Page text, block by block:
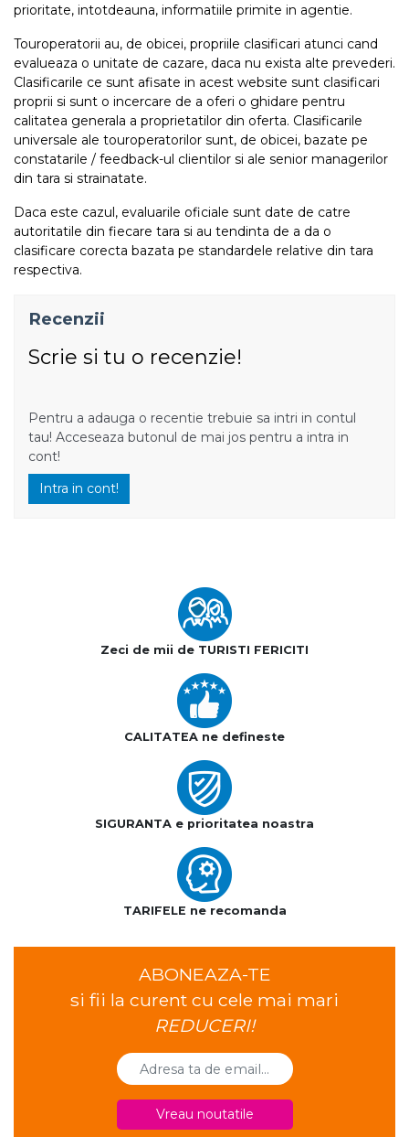
prioritate, intotdeauna, informatiile primite in agentie.
Touroperatorii au, de obicei, propriile clasificari atunci cand
evalueaza o unitate de cazare, daca nu exista alte prevederi.
Clasificarile ce sunt afisate in acest website sunt clasificari
proprii si sunt o incercare de a oferi o ghidare pentru
calitatea generala a proprietatilor din oferta. Clasificarile
universale ale touroperatorilor sunt, de obicei, bazate pe
constatarile / feedback-ul clientilor si ale senior managerilor
din tara si strainatate.
Daca este cazul, evaluarile oficiale sunt date de catre
autoritatile din fiecare tara si au tendinta de a da o
clasificare corecta bazata pe standardele relative din tara
respectiva.
Recenzii
Scrie si tu o recenzie!
Pentru a adauga o recentie trebuie sa intri in contul
tau! Acceseaza butonul de mai jos pentru a intra in
cont!
Intra in cont!
Zeci de mii de TURISTI FERICITI
CALITATEA ne defineste
SIGURANTA e prioritatea noastra
TARIFELE ne recomanda
ABONEAZA-TE
si fii la curent cu cele mai mari
REDUCERI!
Vreau noutatile